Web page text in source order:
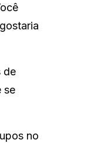
de
se
no